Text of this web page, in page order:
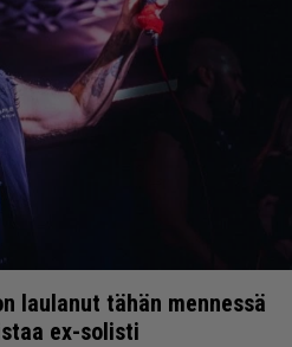
laulanut tähän mennessä
ex-solisti